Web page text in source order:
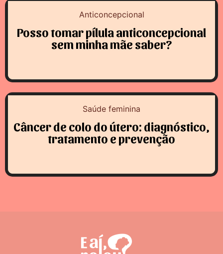
Anticoncepcional
Posso tomar pílula anticoncepcional
sem minha mãe saber?
Saúde feminina
Câncer de colo do útero: diagnóstico,
tratamento e prevenção